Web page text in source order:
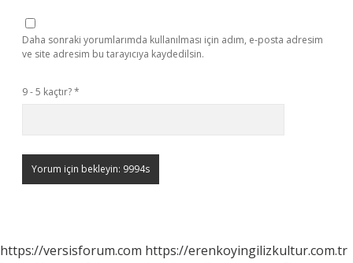
Daha sonraki yorumlarımda kullanılması için adım, e-posta adresim
ve site adresim bu tarayıcıya kaydedilsin.
9 - 5 kaçtır?*
https://versisforum.com https://erenkoyingilizkultur.com.tr